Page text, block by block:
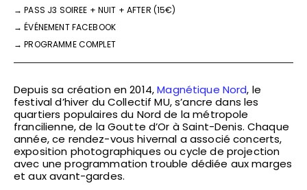
→PASS J3 SOIREE + NUIT + AFTER (15€)
→ÉVÉNEMENT FACEBOOK
→PROGRAMME COMPLET
Depuis sa création en 2014,Magnétique Nord, le
festival d’hiver du Collectif MU, s’ancre dans les
quartiers populaires du Nord de la métropole
francilienne, de la Goutte d’Or à Saint-Denis. Chaque
année, ce rendez-vous hivernal a associé concerts,
exposition photographiques ou cycle de projection
avec une programmation trouble dédiée aux marges
et aux avant-gardes.